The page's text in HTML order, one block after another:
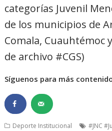
categorías Juvenil
de los municipios de
Comala, Cuauhtémoc
de archivo #CGS)
Síguenos para más
Deporte Institucional
#JNC